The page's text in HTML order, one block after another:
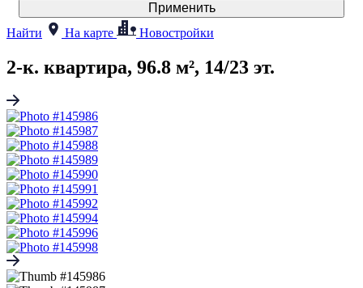
Применить
Найти
На карте Новостройки
2-к. квартира, 96.8 м², 14/23 эт.